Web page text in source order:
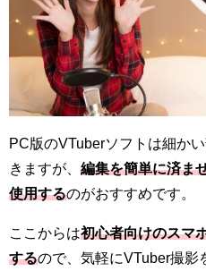
PC版のVTuberソフトは細か
きますが、 編集を簡単に済ま
使用するのがおすすめです。
ここからは初心者向けのスマ
するので、気軽にVTuber撮影